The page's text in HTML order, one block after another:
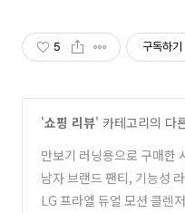
5 구독하기
'쇼핑 리뷰' 카테고리의 다
만보기 러닝용으로 구매한
사용 후기
(0)
남자 브랜드 팬티, 기능성
LG 프라엘 듀얼 모션 클렌